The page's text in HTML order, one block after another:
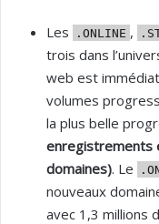
Les .ONLINE ,
trois dans
web est
volumes
la plus belle
enregistrements
domaines). Le
nouveaux
avec 1,3 millions